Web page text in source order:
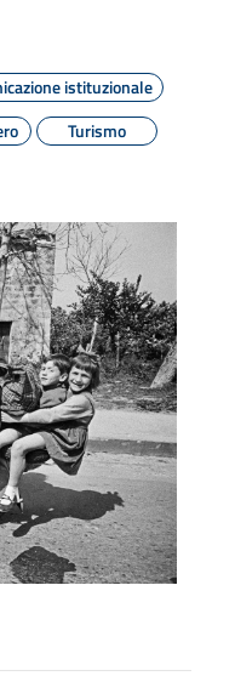
istituzionale
Turismo